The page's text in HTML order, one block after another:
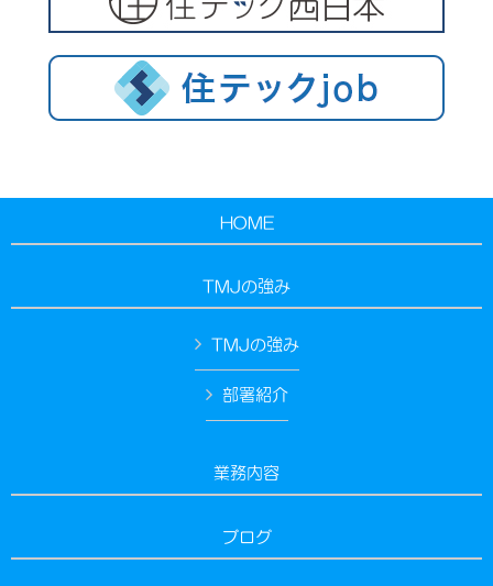
HOME
TMJの強み
TMJの強み
部署紹介
業務内容
ブログ